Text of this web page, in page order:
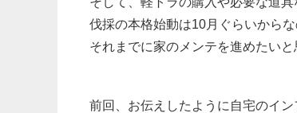
伐採の本格始動は10月ぐらいからな
それまでに家のメンテを進めたいと
前回、お伝えしたように自宅のイン